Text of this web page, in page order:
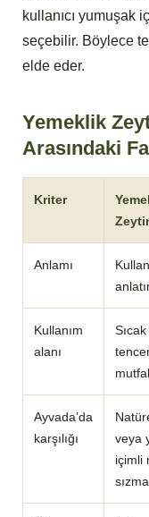
kullanıcı yumuşak
seçebilir. Böylece
elde eder.
Yemeklik
Arasındaki
Kriter
Anlamı
Kullanım
alanı
Ayvada’da
karşılığı
veya
içimli